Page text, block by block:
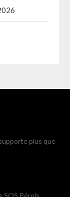
plus que
SOS Pérols